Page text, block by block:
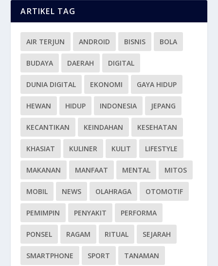
ARTIKEL TAG
AIR TERJUN ANDROID BISNIS BOLA
BUDAYA DAERAH DIGITAL
DUNIA DIGITAL EKONOMI GAYA HIDUP
HEWAN HIDUP INDONESIA JEPANG
KECANTIKAN KEINDAHAN KESEHATAN
KHASIAT KULINER KULIT LIFESTYLE
MAKANAN MANFAAT MENTAL MITOS
MOBIL NEWS OLAHRAGA OTOMOTIF
PEMIMPIN PENYAKIT PERFORMA
PONSEL RAGAM RITUAL SEJARAH
SMARTPHONE SPORT TANAMAN